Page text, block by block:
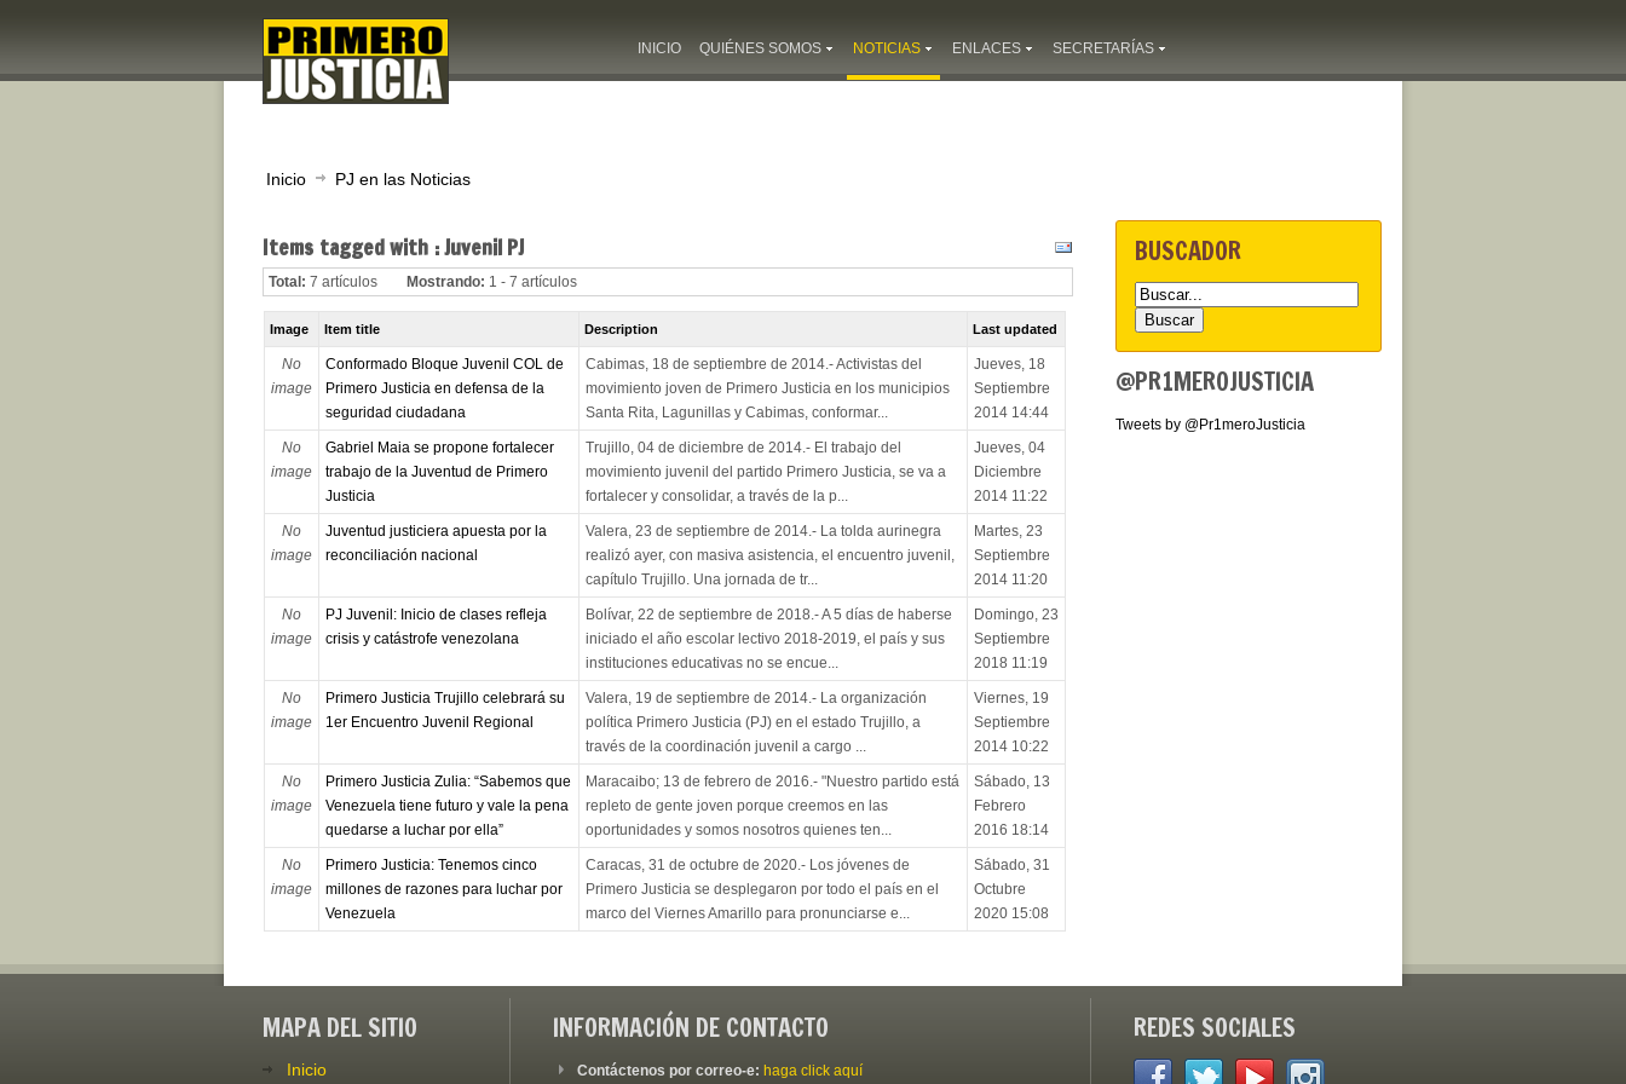
INICIO QUIÉNES SOMOS NOTICIAS ENLACES SECRETARÍAS
Inicio PJ en las Noticias
Items tagged with : Juvenil PJ
Total: 7 artículos Mostrando: 1 - 7 artículos
Image Item title Description Last updated
No
image
Conformado Bloque Juvenil COL de
Primero Justicia en defensa de la
seguridad ciudadana
Cabimas, 18 de septiembre de 2014.- Activistas del
movimiento joven de Primero Justicia en los municipios
Santa Rita, Lagunillas y Cabimas, conformar...
Jueves, 18
Septiembre
2014 14:44
No
image
Gabriel Maia se propone fortalecer
trabajo de la Juventud de Primero
Justicia
Trujillo, 04 de diciembre de 2014.- El trabajo del
movimiento juvenil del partido Primero Justicia, se va a
fortalecer y consolidar, a través de la p...
Jueves, 04
Diciembre
2014 11:22
No
image
Juventud justiciera apuesta por la
reconciliación nacional
Valera, 23 de septiembre de 2014.- La tolda aurinegra
realizó ayer, con masiva asistencia, el encuentro juvenil,
capítulo Trujillo. Una jornada de tr...
Martes, 23
Septiembre
2014 11:20
No
image
PJ Juvenil: Inicio de clases refleja
crisis y catástrofe venezolana
Bolívar, 22 de septiembre de 2018.- A 5 días de haberse
iniciado el año escolar lectivo 2018-2019, el país y sus
instituciones educativas no se encue...
Domingo, 23
Septiembre
2018 11:19
No
image
Primero Justicia Trujillo celebrará su
1er Encuentro Juvenil Regional
Valera, 19 de septiembre de 2014.- La organización
política Primero Justicia (PJ) en el estado Trujillo, a
través de la coordinación juvenil a cargo ...
Viernes, 19
Septiembre
2014 10:22
No
image
Primero Justicia Zulia: “Sabemos que
Venezuela tiene futuro y vale la pena
quedarse a luchar por ella”
Maracaibo; 13 de febrero de 2016.- "Nuestro partido está
repleto de gente joven porque creemos en las
oportunidades y somos nosotros quienes ten...
Sábado, 13
Febrero
2016 18:14
No
image
Primero Justicia: Tenemos cinco
millones de razones para luchar por
Venezuela
Caracas, 31 de octubre de 2020.- Los jóvenes de
Primero Justicia se desplegaron por todo el país en el
marco del Viernes Amarillo para pronunciarse e...
Sábado, 31
Octubre
2020 15:08
BUSCADOR
@PR1MEROJUSTICIA
Tweets by @Pr1meroJusticia
MAPA DEL SITIO
Inicio
INFORMACIÓN DE CONTACTO
Contáctenos por correo-e: haga click aquí
REDES SOCIALES